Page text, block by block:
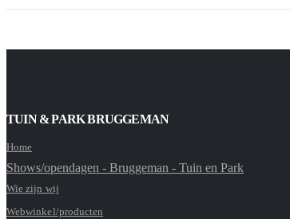
TUIN & PARK BRUGGEMAN
Home
Shows/opendagen - Bruggeman - Tuin en Park
Wie zijn wij
Webwinkel/producten